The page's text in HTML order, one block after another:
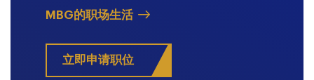
MBG的职场生活
立即申请职位